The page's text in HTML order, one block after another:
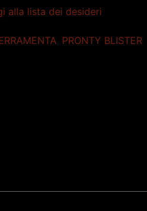
alla lista dei desideri
PRONTY BLISTER